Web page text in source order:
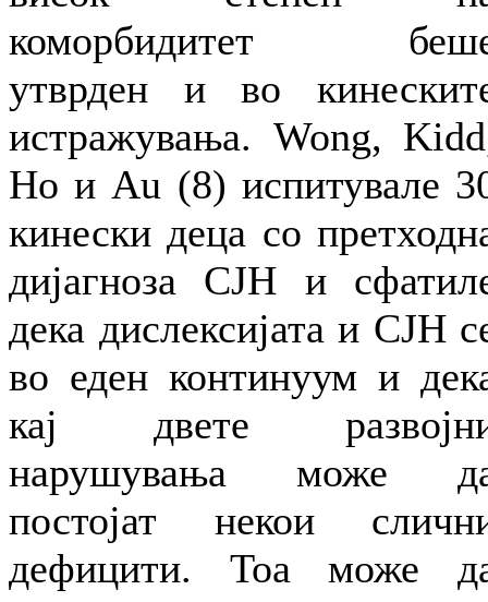
коморбидитет
утврден и во
истражувања. Wong,
Ho и Au (8) испитувале
кинески деца со
дијагноза СЈН и
дека дислексијата и СЈН
во еден континуум и
кај двете
нарушувања може
постојат некои
дефицити. Тоа може